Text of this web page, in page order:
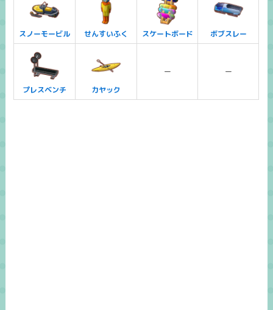
スノーモービル せんすいふく スケートボード ボブスレー
プレスベンチ カヤック
ー ー